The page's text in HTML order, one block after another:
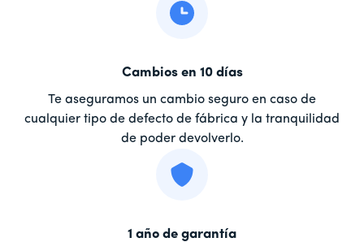
Cambios en 10 días
Te aseguramos un cambio seguro en caso de
cualquier tipo de defecto de fábrica y la tranquilidad
de poder devolverlo.
1 año de garantía